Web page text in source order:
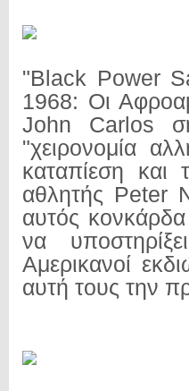
"Black Power
1968: Οι
John Carlos
"χειρονομία
καταπίεση και
αθλητής Peter
αυτός
να
Αμερικανοί
αυτή τους την